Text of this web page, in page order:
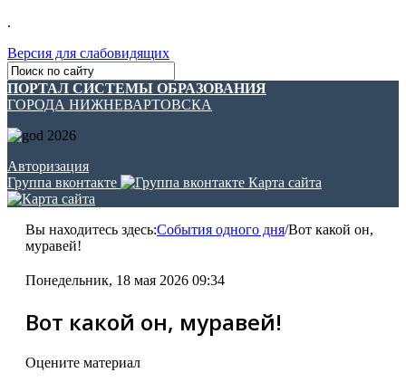
.
Версия для слабовидящих
ПОРТАЛ СИСТЕМЫ ОБРАЗОВАНИЯ
ГОРОДА НИЖНЕВАРТОВСКА
Авторизация
Группа вконтакте
Карта сайта
Вы находитесь здесь:События одного дня/Вот какой он,
муравей!
Понедельник, 18 мая 2026 09:34
Вот какой он, муравей!
Оцените материал